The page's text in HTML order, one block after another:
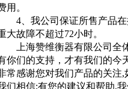
用。
4 、我公司保证所售产品
大故障不超过72小时。
上海赞维衡器有限公司全
你们的支持，才有我们的今
常感谢您对我们产品的关注,
们相信:有您的建议和帮助,